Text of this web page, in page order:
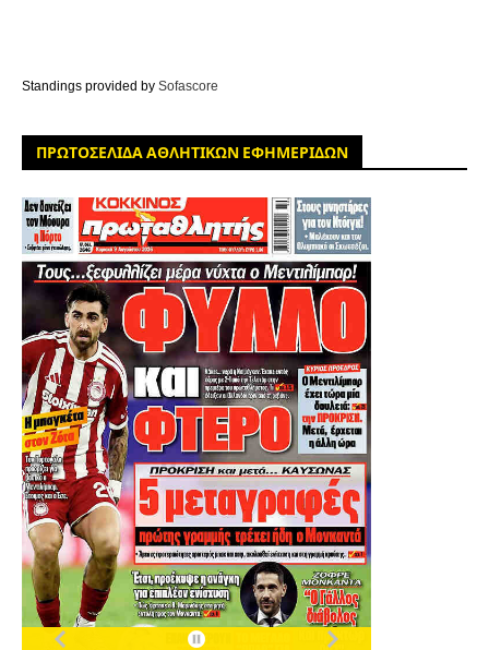
Standings provided by Sofascore
ΠΡΩΤΟΣΕΛΙΔΑ ΑΘΛΗΤΙΚΩΝ ΕΦΗΜΕΡΙΔΩΝ